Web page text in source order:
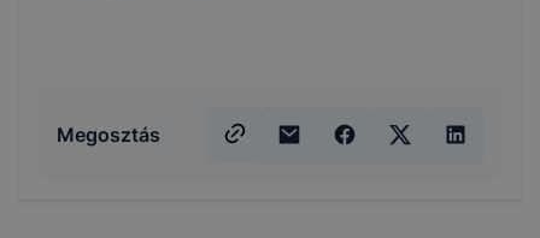
Megosztás